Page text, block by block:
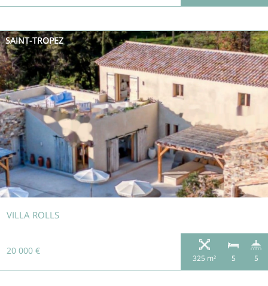
SAINT-TROPEZ
VILLA ROLLS
20 000 €
325 m² 5 5